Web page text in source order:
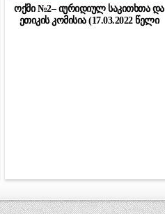
ოქმი №2– იურიდიულ საკითხთა და
ეთიკის კომისია (17.03.2022 წელი